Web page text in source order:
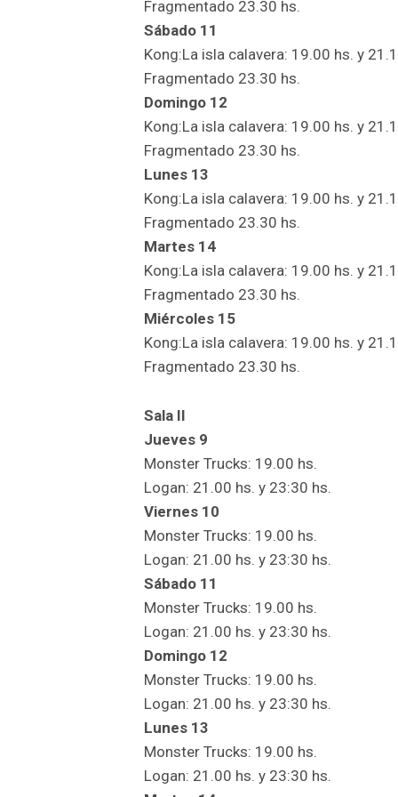
Fragmentado 23.30 hs.
Sábado 11
Kong:La isla calavera: 19.00 hs. y
Fragmentado 23.30 hs.
Domingo 12
Kong:La isla calavera: 19.00 hs. y
Fragmentado 23.30 hs.
Lunes 13
Kong:La isla calavera: 19.00 hs. y
Fragmentado 23.30 hs.
Martes 14
Kong:La isla calavera: 19.00 hs. y
Fragmentado 23.30 hs.
Miércoles 15
Kong:La isla calavera: 19.00 hs. y
Fragmentado 23.30 hs.
Sala II
Jueves 9
Monster Trucks: 19.00 hs.
Logan: 21.00 hs. y 23:30 hs.
Viernes 10
Monster Trucks: 19.00 hs.
Logan: 21.00 hs. y 23:30 hs.
Sábado 11
Monster Trucks: 19.00 hs.
Logan: 21.00 hs. y 23:30 hs.
Domingo 12
Monster Trucks: 19.00 hs.
Logan: 21.00 hs. y 23:30 hs.
Lunes 13
Monster Trucks: 19.00 hs.
Logan: 21.00 hs. y 23:30 hs.